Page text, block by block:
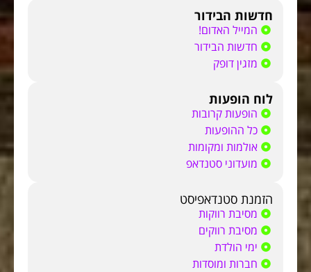
חדשות הבידור
המייל האדום!
חדשות הבידור
מזגין דופק
לוח הופעות
הופעות קרובות
כל ההופעות
אולמות ומקומות
מועדוני סטנדאפ
הזמנת סטנדאפיסט
מסיבת רווקות
מסיבת רווקים
ימי הולדת
חברות ומוסדות